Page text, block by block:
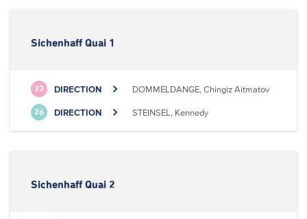
Sichenhaff Quai 1
23 DIRECTION DOMMELDANGE, Chingiz Aitmatov
26 DIRECTION STEINSEL, Kennedy
Sichenhaff Quai 2